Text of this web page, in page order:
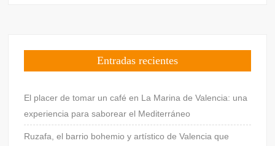
Entradas recientes
El placer de tomar un café en La Marina de Valencia: una
experiencia para saborear el Mediterráneo
Ruzafa, el barrio bohemio y artístico de Valencia que